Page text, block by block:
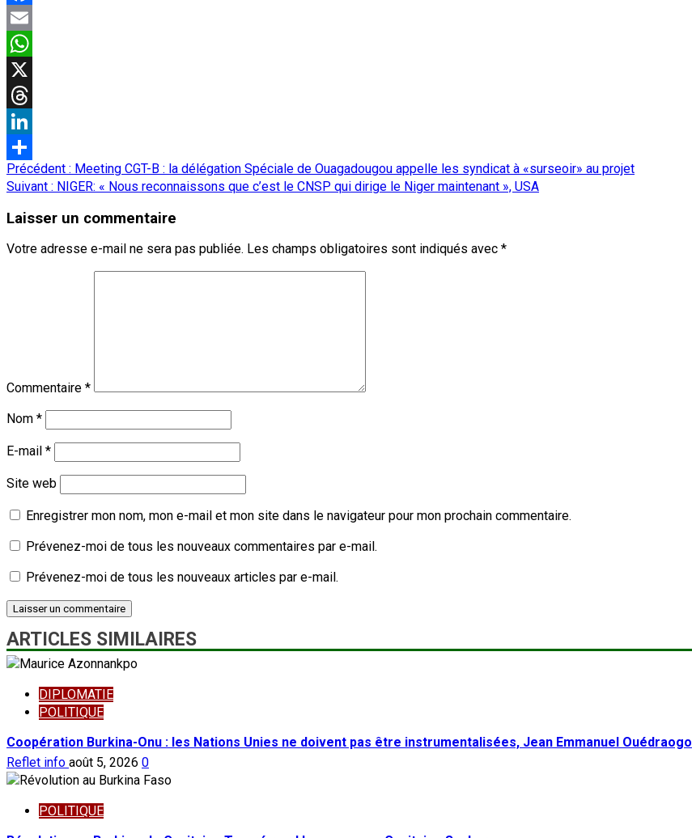
Facebook
Email
WhatsApp
X
Threads
LinkedIn
Partager
Navigation
d’article
Précédent : Meeting CGT-B : la délégation Spéciale de Ouagadougou appelle les syndicat à «surseoir» au projet
Suivant : NIGER: « Nous reconnaissons que c’est le CNSP qui dirige le Niger maintenant », USA
Laisser un commentaire
Votre adresse e-mail ne sera pas publiée. Les champs obligatoires sont indiqués avec *
Commentaire *
Nom *
E-mail *
Site web
Enregistrer mon nom, mon e-mail et mon site dans le navigateur pour mon prochain commentaire.
Prévenez-moi de tous les nouveaux commentaires par e-mail.
Prévenez-moi de tous les nouveaux articles par e-mail.
ARTICLES SIMILAIRES
DIPLOMATIE
POLITIQUE
Coopération Burkina-Onu : les Nations Unies ne doivent pas être instrumentalisées, Jean Emmanuel Ouédraogo
Reflet info août 5, 2026 0
POLITIQUE